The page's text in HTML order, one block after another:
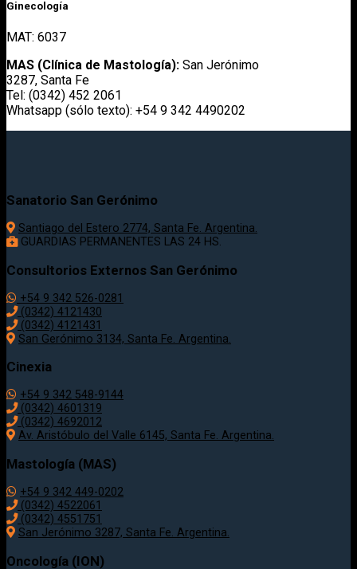
Ginecología
MAT: 6037
MAS (Clínica de Mastología): San Jerónimo
3287, Santa Fe
Tel: (0342) 452 2061
Whatsapp (sólo texto): +54 9 342 4490202
Sanatorio San Gerónimo
Santiago del Estero 2774, Santa Fe. Argentina.
GUARDIAS PERMANENTES LAS 24 HS.
Consultorios Externos San Gerónimo
+54 9 342 526-0281
(0342) 4121430
(0342) 4121431
San Gerónimo 3134, Santa Fe. Argentina.
Cinexia
+54 9 342 548-9144
(0342) 4601319
(0342) 4692012
Av. Aristóbulo del Valle 6145, Santa Fe. Argentina.
Mastología (MAS)
+54 9 342 449-0202
(0342) 4522061
(0342) 4551751
San Jerónimo 3287, Santa Fe. Argentina.
Oncología (ION)